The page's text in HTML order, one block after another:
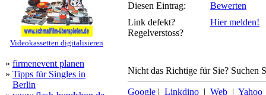
Videokassetten digitalisieren
» firmenevent planen
» Tipps für Singles in
Berlin
Diesen Eintrag:
Bewerten
Link defekt?
Regelverstoss?
Hier melden!
Nicht das Richtige für Sie? Suchen
Google | Linkdino | Web | Yahoo